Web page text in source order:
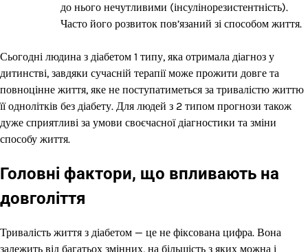
до нього нечутливими (інсулінорезистентність).
Часто його розвиток пов’язаний зі способом життя.
Сьогодні людина з діабетом 1 типу, яка отримала діагноз у
дитинстві, завдяки сучасній терапії може прожити довге та
повноцінне життя, яке не поступатиметься за тривалістю життю
її однолітків без діабету. Для людей з 2 типом прогнози також
дуже сприятливі за умови своєчасної діагностики та зміни
способу життя.
Головні фактори, що впливають на
довголіття
Тривалість життя з діабетом — це не фіксована цифра. Вона
залежить від багатьох змінних, на більшість з яких можна і